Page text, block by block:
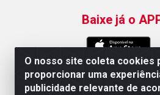
O nosso site coleta
proporcionar uma
publicidade relevante de
Baixe já o